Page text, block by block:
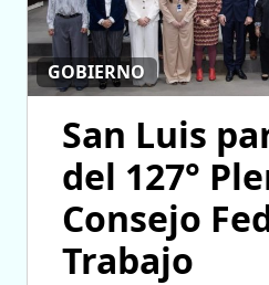
GOBIERNO
San Luis
del 127°
Consejo
Trabajo